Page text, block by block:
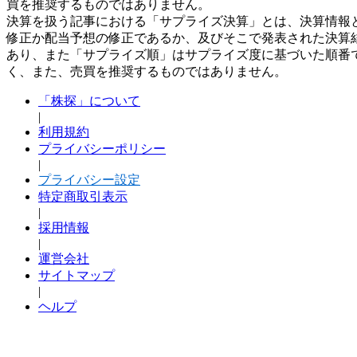
買を推奨するものではありません。
決算を扱う記事における「サプライズ決算」とは、決算情
修正か配当予想の修正であるか、及びそこで発表された決
あり、また「サプライズ順」はサプライズ度に基づいた順
く、また、売買を推奨するものではありません。
「株探」について
|
利用規約
プライバシーポリシー
|
プライバシー設定
特定商取引表示
|
採用情報
|
運営会社
サイトマップ
|
ヘルプ